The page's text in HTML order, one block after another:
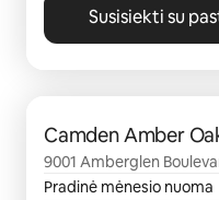
Susisiekti su
Camden Amber
9001 Amberglen
Pradinė mėnesio nuoma